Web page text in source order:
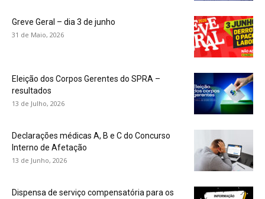
Greve Geral – dia 3 de junho
31 de Maio, 2026
Eleição dos Corpos Gerentes do SPRA –
resultados
13 de Julho, 2026
Declarações médicas A, B e C do Concurso
Interno de Afetação
13 de Junho, 2026
Dispensa de serviço compensatória para os